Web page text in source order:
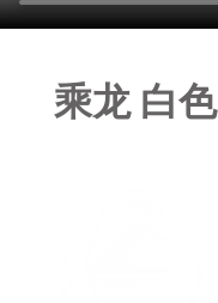
乘龙 白色